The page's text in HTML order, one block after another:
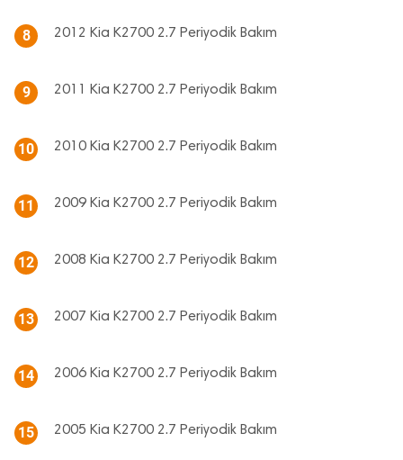
8 2012 Kia K2700 2.7 Periyodik Bakım
9 2011 Kia K2700 2.7 Periyodik Bakım
10 2010 Kia K2700 2.7 Periyodik Bakım
11 2009 Kia K2700 2.7 Periyodik Bakım
12 2008 Kia K2700 2.7 Periyodik Bakım
13 2007 Kia K2700 2.7 Periyodik Bakım
14 2006 Kia K2700 2.7 Periyodik Bakım
15 2005 Kia K2700 2.7 Periyodik Bakım